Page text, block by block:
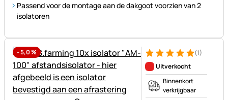
Passend voor de montage aan de dakgoot voorzien van 2
isolatoren
-5,0% Beoordeling: 5 van 5 (1
1 Bewertung
(1)
Uitverkocht
Binnenkort
verkrijgbaar